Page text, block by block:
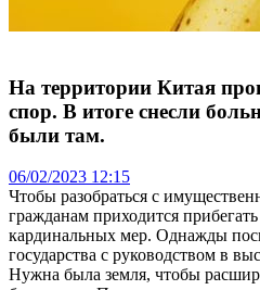
На территории Китая
спор. В итоге снесли
были там.
06/02/2023 12:15
Чтобы разобраться с
гражданам приходится
кардинальных мер. Однажды
государства с руководством в
Нужна была земля, чтобы